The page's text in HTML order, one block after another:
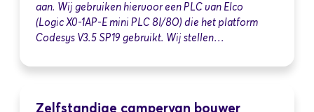
aan. Wij gebruiken hiervoor een PLC van Elco
(Logic X0-1AP-E mini PLC 8I/8O) die het platform
Codesys V3.5 SP19 gebruikt. Wij stellen…
Zelfstandige campervan bouwer